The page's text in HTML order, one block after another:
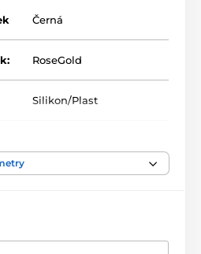
Černá
RoseGold
Silikon/Plast